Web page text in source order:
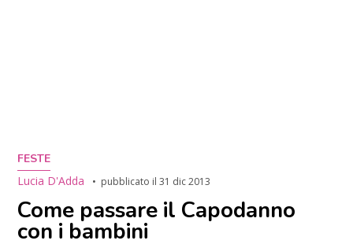
FESTE
Lucia D'Adda
pubblicato il31 dic 2013
Come passare il Capodanno
con i bambini